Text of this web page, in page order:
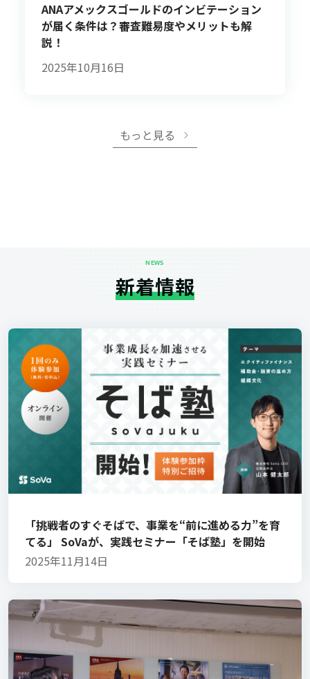
ANAアメックスゴールドのインビテーション
が届く条件は？審査難易度やメリットも解
説！
2025年10月16日
もっと見る
NEWS
新着情報
「挑戦者のすぐそばで、事業を“前に進める力”を育
てる」 SoVaが、実践セミナー「そば塾」を開始
2025年11月14日